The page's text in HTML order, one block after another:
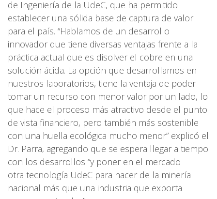
de Ingeniería de la UdeC, que ha permitido
establecer una sólida base de captura de valor
para el país. “Hablamos de un desarrollo
innovador que tiene diversas ventajas frente a la
práctica actual que es disolver el cobre en una
solución ácida. La opción que desarrollamos en
nuestros laboratorios, tiene la ventaja de poder
tomar un recurso con menor valor por un lado, lo
que hace el proceso más atractivo desde el punto
de vista financiero, pero también más sostenible
con una huella ecológica mucho menor” explicó el
Dr. Parra, agregando que se espera llegar a tiempo
con los desarrollos “y poner en el mercado
otra tecnología UdeC para hacer de la minería
nacional más que una industria que exporta